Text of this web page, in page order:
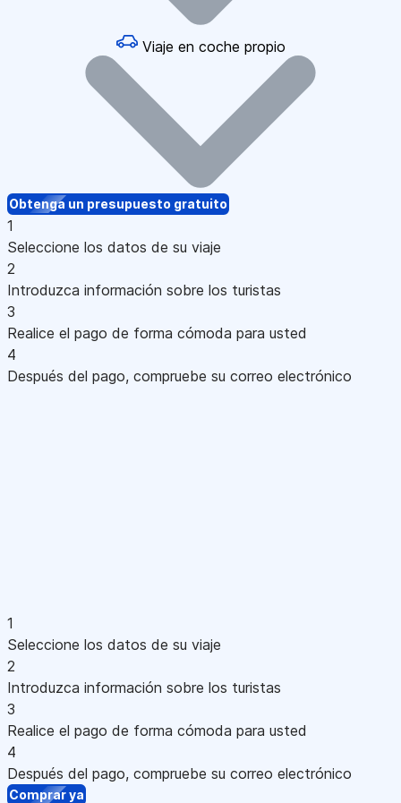
Viaje en coche propio
Obtenga un presupuesto gratuito
1
Seleccione los datos de su viaje
2
Introduzca información sobre los turistas
3
Realice el pago de forma cómoda para usted
4
Después del pago, compruebe su correo electrónico
1
Seleccione los datos de su viaje
2
Introduzca información sobre los turistas
3
Realice el pago de forma cómoda para usted
4
Después del pago, compruebe su correo electrónico
Comprar ya